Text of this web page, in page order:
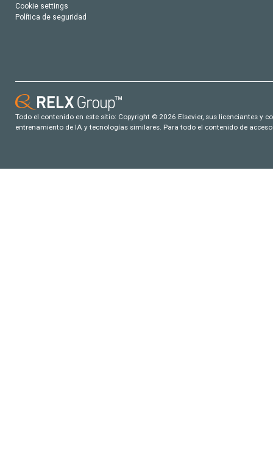
Cookie settings
Política de seguridad
Todo el contenido en este sitio: Copyright © 2026 Elsevier, sus licenciantes y
entrenamiento de IA y tecnologías similares. Para todo el contenido de